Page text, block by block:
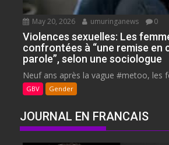
May 20, 2026 umuringanews 0
Violences sexuelles: Les
confrontées à “une remise en
parole”, selon une sociologue
Neuf ans après la vague #metoo, les
GBV Gender
JOURNAL EN FRANCAIS